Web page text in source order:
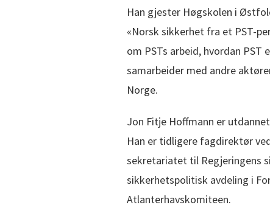
Han gjester Høgskolen i
«Norsk sikkerhet fra et PST-
om PSTs arbeid, hvordan PST
samarbeider med andre
Norge.
Jon Fitje Hoffmann er
Han er tidligere fagdirektør
sekretariatet til Regjeringens
sikkerhetspolitisk avdeling i
Atlanterhavskomiteen.